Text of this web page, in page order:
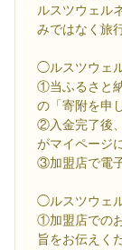
ルスツウェル
みではなく旅
◯ルスツウェ
①当ふるさと
の「寄附を申
②入金完了後
がマイページ
③加盟店で電
◯ルスツウェ
①加盟店での
旨をお伝えく